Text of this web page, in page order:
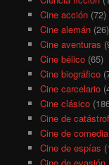
Cine acción(72)
Cine alemán(26)
Cine aventuras
Cine bélico(65)
Cine biográfico
Cine carcelario
Cine clásico
Cine de
Cine de comedia
Cine de espías